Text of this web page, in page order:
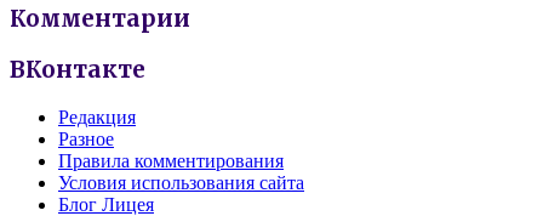
Комментарии
ВКонтакте
Редакция
Разное
Правила комментирования
Условия использования сайта
Блог Лицея